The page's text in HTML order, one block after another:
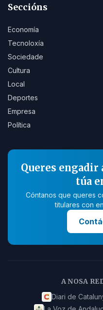
Seccións
Economía
Tecnoloxía
Sociedade
Cultura
Local
Deportes
Empresa
Política
Queres engadir
túa
Cóntanos que queres
titulares con
A NOSA
Diari de